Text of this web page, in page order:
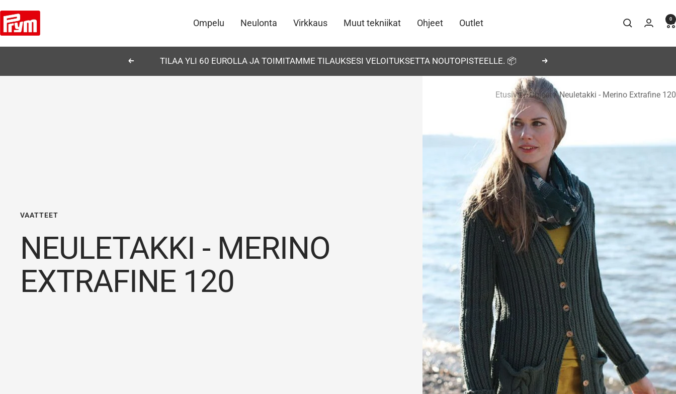
sisältöön
Ompelu Neulonta Virkkaus Muut tekniikat Ohjeet Outlet
Prym 0
EdellinenTILAA YLI 60 EUROLLA JA TOIMITAMME TILAUKSESI VELOITUKSETTA NOUTOPISTEELLE. 📦 Seuraava
Etusivu Ohjeet Neuletakki - Merino Extrafine 120
VAATTEET
NEULETAKKI - MERINO
EXTRAFINE 120